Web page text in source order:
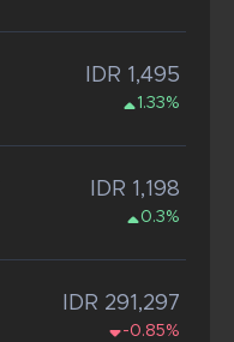
IDR 1,495
1.33%
IDR 1,198
0.3%
IDR 291,297
-0.85%